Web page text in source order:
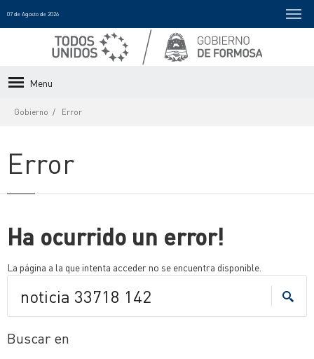
07 de Agosto de 2026
Menu
Gobierno Error
Error
Ha ocurrido un error!
La página a la que intenta acceder no se encuentra disponible.
Buscar en